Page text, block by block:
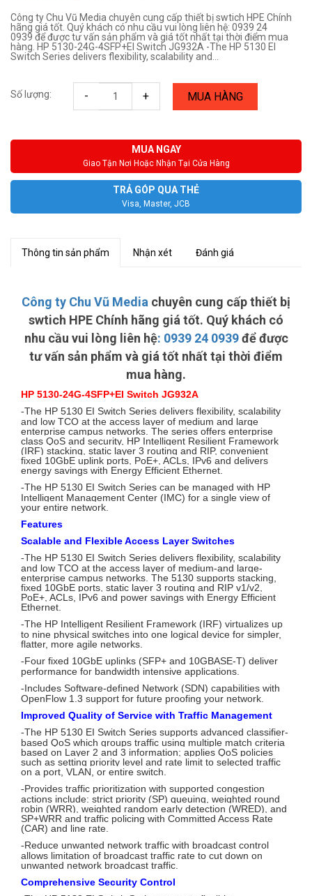
Công ty Chu Vũ Media chuyên cung cấp thiết bị swtich HPE Chính
hãng giá tốt. Quý khách có nhu cầu vui lòng liên hệ: 0939 24
0939 để được tư vấn sản phẩm và giá tốt nhất tại thời điểm mua
hàng. HP 5130-24G-4SFP+EI Switch JG932A -The HP 5130 EI
Switch Series delivers flexibility, scalability and...
Số lượng: - + MUA HÀNG
MUA NGAY
Giao Tận Nơi Hoặc Nhận Tại Cửa Hàng
TRẢ GÓP QUA THẺ
Visa, Master, JCB
Thông tin sản phẩm Nhận xét Đánh giá
Công ty Chu Vũ Media chuyên cung cấp thiết bị
swtich HPE Chính hãng giá tốt. Quý khách có
nhu cầu vui lòng liên hệ: 0939 24 0939 để được
tư vấn sản phẩm và giá tốt nhất tại thời điểm
mua hàng.
HP 5130-24G-4SFP+EI Switch JG932A
-The HP 5130 EI Switch Series delivers flexibility, scalability
and low TCO at the access layer of medium and large
enterprise campus networks. The series offers enterprise
class QoS and security, HP Intelligent Resilient Framework
(IRF) stacking, static layer 3 routing and RIP, convenient
fixed 10GbE uplink ports, PoE+, ACLs, IPv6 and delivers
energy savings with Energy Efficient Ethernet.
-The HP 5130 EI Switch Series can be managed with HP
Intelligent Management Center (IMC) for a single view of
your entire network.
Features
Scalable and Flexible Access Layer Switches
-The HP 5130 EI Switch Series delivers flexibility, scalability
and low TCO at the access layer of medium-and large-
enterprise campus networks. The 5130 supports stacking,
fixed 10GbE ports, static layer 3 routing and RIP v1/v2,
PoE+, ACLs, IPv6 and power savings with Energy Efficient
Ethernet.
-The HP Intelligent Resilient Framework (IRF) virtualizes up
to nine physical switches into one logical device for simpler,
flatter, more agile networks.
-Four fixed 10GbE uplinks (SFP+ and 10GBASE-T) deliver
performance for bandwidth intensive applications.
-Includes Software-defined Network (SDN) capabilities with
OpenFlow 1.3 support for future proofing your network.
Improved Quality of Service with Traffic Management
-The HP 5130 EI Switch Series supports advanced classifier-
based QoS which groups traffic using multiple match criteria
based on Layer 2 and 3 information; applies QoS policies
such as setting priority level and rate limit to selected traffic
on a port, VLAN, or entire switch.
-Provides traffic prioritization with supported congestion
actions include: strict priority (SP) queuing, weighted round
robin (WRR), weighted random early detection (WRED), and
SP+WRR and traffic policing with Committed Access Rate
(CAR) and line rate.
-Reduce unwanted network traffic with broadcast control
allows limitation of broadcast traffic rate to cut down on
unwanted network broadcast traffic.
Comprehensive Security Control